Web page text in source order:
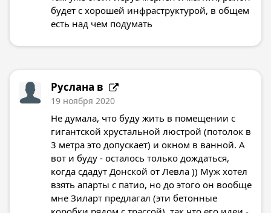
будет с хорошей инфраструктурой, в общем
есть над чем подумать
Руслана в
19 ноября 2020
Не думала, что буду жить в помещении с
гигантской хрустальной люстрой (потолок в
3 метра это допускает) и окном в ванной. А
вот и буду - осталось только дождаться,
когда сдадут Донской от Левла )) Муж хотел
взять апарты с патио, но до этого он вообще
мне Зиларт предлагал (эти бетонные